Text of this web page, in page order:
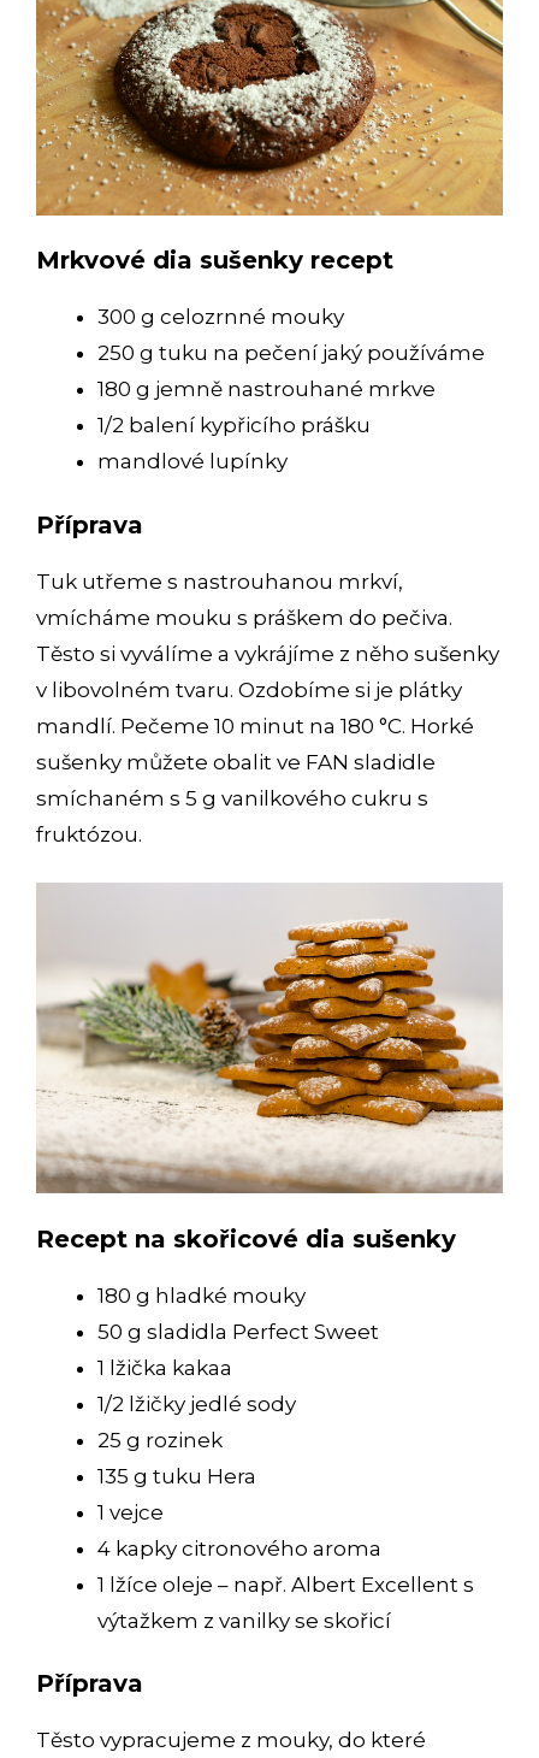
Mrkvové dia sušenky recept
300 g celozrnné mouky
250 g tuku na pečení jaký používáme
180 g jemně nastrouhané mrkve
1/2 balení kypřicího prášku
mandlové lupínky
Příprava
Tuk utřeme s nastrouhanou mrkví,
vmícháme mouku s práškem do pečiva.
Těsto si vyválíme a vykrájíme z něho sušenky
v libovolném tvaru. Ozdobíme si je plátky
mandlí. Pečeme 10 minut na 180 °C. Horké
sušenky můžete obalit ve FAN sladidle
smíchaném s 5 g vanilkového cukru s
fruktózou.
Recept na skořicové dia sušenky
180 g hladké mouky
50 g sladidla Perfect Sweet
1 lžička kakaa
1/2 lžičky jedlé sody
25 g rozinek
135 g tuku Hera
1 vejce
4 kapky citronového aroma
1 lžíce oleje – např. Albert Excellent s
výtažkem z vanilky se skořicí
Příprava
Těsto vypracujeme z mouky, do které